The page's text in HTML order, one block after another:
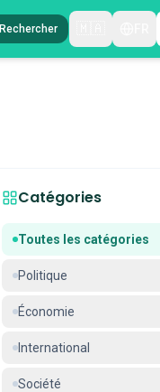
Rechercher
Catégories
Toutes les catégories
Politique
Économie
International
Société